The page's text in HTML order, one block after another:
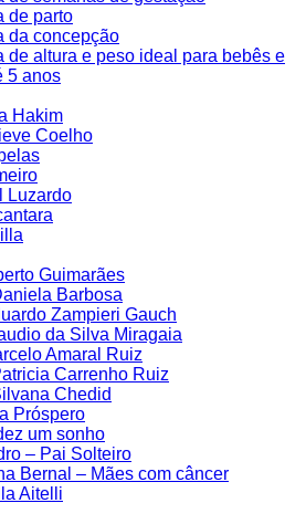
de parto
da concepção
de altura e peso ideal para bebês e
5 anos
Hakim
Coelho
Luzardo
Guimarães
Barbosa
Zampieri Gauch
da Silva Miragaia
Amaral Ruiz
Carrenho Ruiz
Chedid
Próspero
um sonho
– Pai Solteiro
Bernal – Mães com câncer
Aitelli